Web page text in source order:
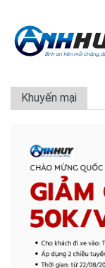
Khuyến mại